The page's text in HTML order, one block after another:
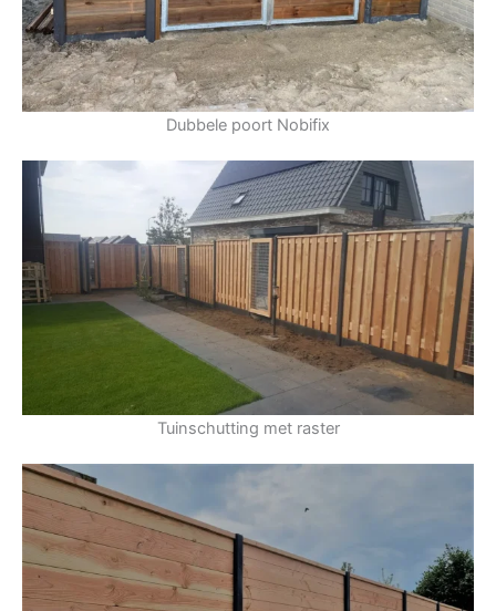
Dubbele poort Nobifix
Tuinschutting met raster